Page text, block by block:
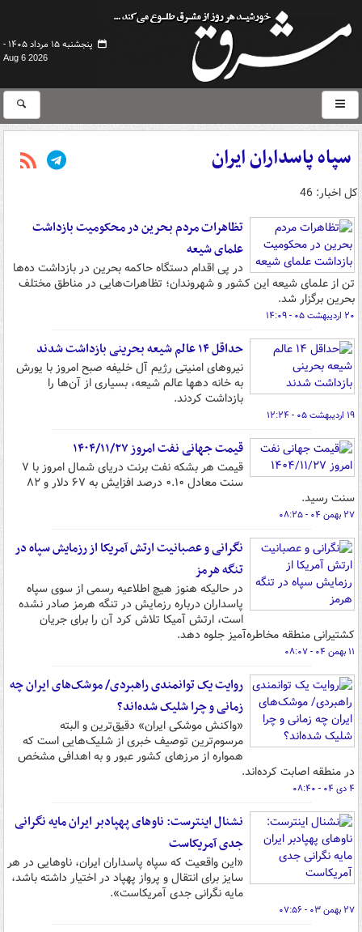
پنجشنبه ۱۵ مرداد ۱۴۰۵ -
Aug 6 2026
سپاه پاسداران ایران
کل اخبار: 46
تظاهرات مردم بحرین در محکومیت بازداشت
علمای شیعه
در پی اقدام دستگاه حاکمه بحرین در بازداشت ده‌ها
تن از علمای شیعه این کشور و شهروندان؛ تظاهرات‌هایی در مناطق مختلف
بحرین برگزار شد.
۲۰ اردیبهشت ۰۵ - ۱۴:۰۹
حداقل ۱۴ عالم شیعه بحرینی بازداشت شدند
نیروهای امنیتی رژیم آل خلیفه صبح امروز با یورش
به خانه دهها عالم شیعه، بسیاری از آن‌ها را
بازداشت کردند.
۱۹ اردیبهشت ۰۵ - ۱۲:۲۴
قیمت جهانی نفت امروز ۱۴۰۴/۱۱/۲۷
قیمت هر بشکه نفت برنت دریای شمال امروز با ۷
سنت معادل ۰.۱۰ درصد افزایش به ۶۷ دلار و ۸۲
سنت رسید.
۲۷ بهمن ۰۴ - ۰۸:۲۵
نگرانی و عصبانیت ارتش آمریکا از رزمایش سپاه در
تنگه هرمز
در حالیکه هنوز هیچ اطلاعیه رسمی از سوی سپاه
پاسداران درباره رزمایش در تنگه هرمز صادر نشده
است، ارتش آمیکا تلاش کرد آن را برای جریان
کشتیرانی منطقه مخاطره‌آمیز جلوه دهد.
۱۱ بهمن ۰۴ - ۰۸:۰۷
روایت یک توانمندی راهبردی/ موشک‌های ایران چه
زمانی و چرا شلیک شده‌اند؟
«واکنش موشکی ایران» دقیق‌ترین و البته
مرسوم‌ترین توصیف خبری از شلیک‌هایی است که
همواره از مرزهای کشور عبور و به اهدافی مشخص
در منطقه اصابت کرده‌اند.
۴ دی ۰۴ - ۰۸:۴۰
نشنال اینترست: ناوهای پهپادبر ایران مایه نگرانی
جدی آمریکاست
«این واقعیت که سپاه پاسداران ایران، ناوهایی در هر
سایز برای انتقال و پرواز پهپاد در اختیار داشته ‌باشد،
مایه نگرانی جدی آمریکاست».
۲۷ بهمن ۰۳ - ۰۷:۵۶